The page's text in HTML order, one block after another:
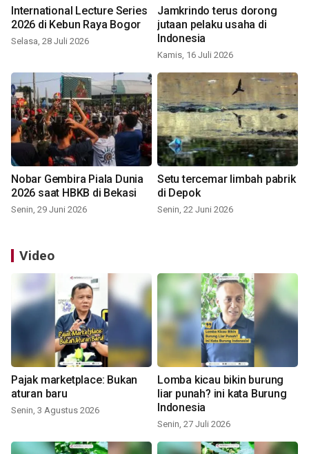
International Lecture Series
2026 di Kebun Raya Bogor
Selasa, 28 Juli 2026
Jamkrindo terus dorong
jutaan pelaku usaha di
Indonesia
Kamis, 16 Juli 2026
Nobar Gembira Piala Dunia
2026 saat HBKB di Bekasi
Senin, 29 Juni 2026
Setu tercemar limbah pabrik
di Depok
Senin, 22 Juni 2026
Video
Pajak marketplace: Bukan
aturan baru
Senin, 3 Agustus 2026
Lomba kicau bikin burung
liar punah? ini kata Burung
Indonesia
Senin, 27 Juli 2026